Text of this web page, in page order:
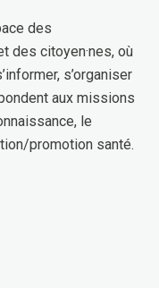
des
des citoyen·nes, où
s’organiser
aux missions
le
promotion santé.